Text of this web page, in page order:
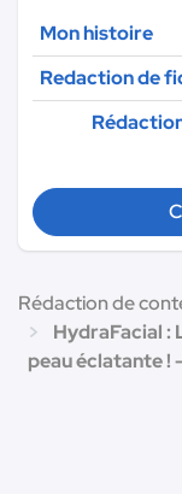
Mon histoire
Redaction de
Rédaction de
HydraFacial :
peau éclatante !